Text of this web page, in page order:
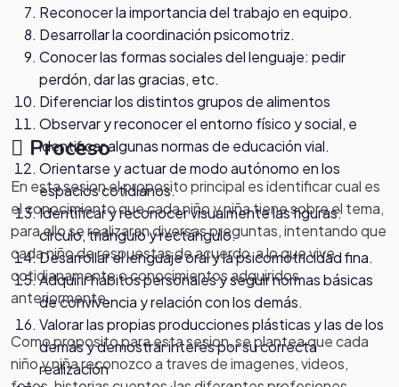
Reconocer la importancia del trabajo en equipo.
Desarrollar la coordinación psicomotriz.
Conocer las formas sociales del lenguaje: pedir
perdón, dar las gracias, etc.
Diferenciar los distintos grupos de alimentos
Observar y reconocer el entorno físico y social, e
identificar algunas normas de educación vial.
Orientarse y actuar de modo autónomo en los
espacios cotidianos.
Identificar y reconocer visualmente las figuras:
círculo, triángulo y rectángulo.
Desarrollar el lenguaje oral y la psicomotricidad fina.
Adquirir hábitos personales y seguir normas básicas
de convivencia y relación con los demás.
Valorar las propias producciones plásticas y las de los
demás y demostrar interés por su correcta
realización
Proceso
En esta sesion el proposito principal es identificar cual es
el conocimiento que cada niño y niña tiene sobre el tema,
para ello se realizaran diversas preguntas, intentando que
cada niño de respuestas de acuerdo a lo que vive
cotidianamente o conocimientos adquiridos
anteriormente.
Como proposito para esta sesion, se plantea que cada
niño y niña reconozco a traves de imagenes, videos,